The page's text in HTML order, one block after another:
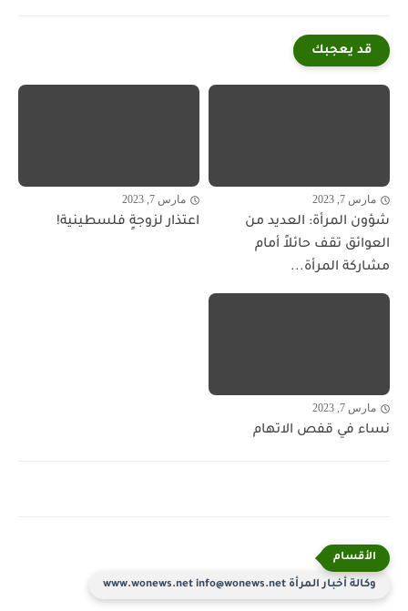
قد يعجبك
مارس 7, 2023
شؤون المرأة: العديد من
العوائق تقف حائلاً أمام
مشاركة المرأة...
مارس 7, 2023
اعتذار لزوجةٍ فلسطينية!
مارس 7, 2023
نساء في قفص الاتهام
وكالة أخبار المرأة www.wonews.net info@wonews.net